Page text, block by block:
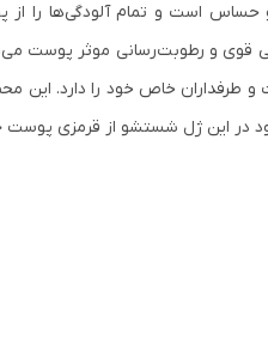
و حساس است و تمام آلودگی‌ها
قوی و رطوبت‌رسانی موثر
در این ژل شستشو از قرمزی